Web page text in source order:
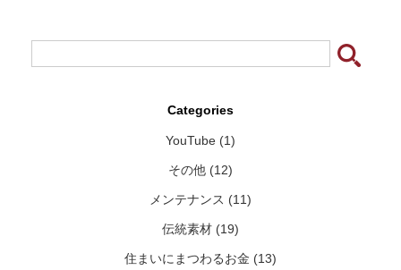
Categories
YouTube (1)
その他 (12)
メンテナンス (11)
伝統素材 (19)
住まいにまつわるお金 (13)